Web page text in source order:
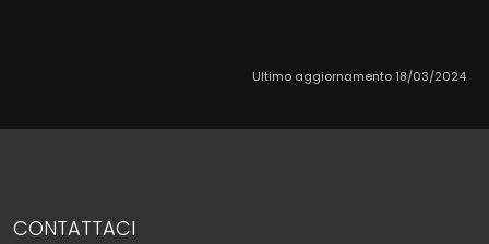
Ultimo aggiornamento 18/03/2024
CONTATTACI